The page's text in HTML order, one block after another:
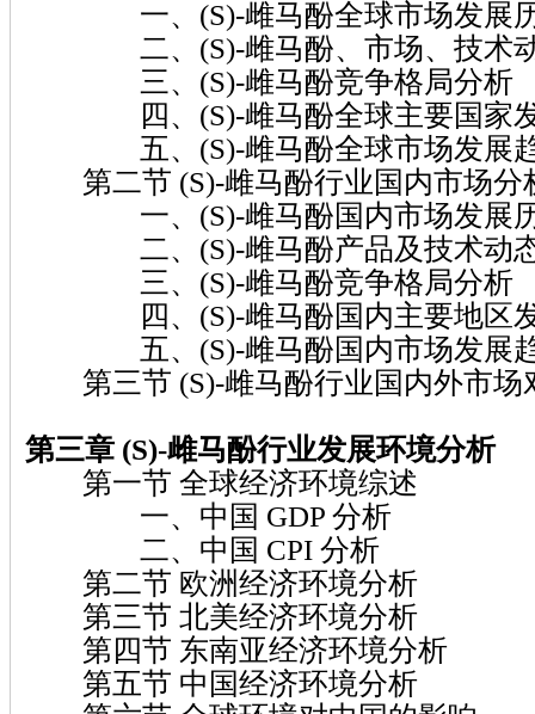
一、(S)-雌马酚全球市场发展
二、(S)-雌马酚、市场、技术
三、(S)-雌马酚竞争格局分析
四、(S)-雌马酚全球主要国家发
五、(S)-雌马酚全球市场发展
第二节 (S)-雌马酚行业国内市场分
一、(S)-雌马酚国内市场发展
二、(S)-雌马酚产品及技术动
三、(S)-雌马酚竞争格局分析
四、(S)-雌马酚国内主要地区发
五、(S)-雌马酚国内市场发展
第三节 (S)-雌马酚行业国内外市场
第三章 (S)-雌马酚行业发展环境分析
第一节 全球经济环境综述
一、中国 GDP 分析
二、中国 CPI 分析
第二节 欧洲经济环境分析
第三节 北美经济环境分析
第四节 东南亚经济环境分析
第五节 中国经济环境分析